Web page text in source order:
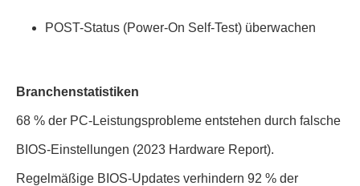
POST-Status (Power-On Self-Test) überwachen
Branchenstatistiken
68 % der PC-Leistungsprobleme entstehen durch falsche
BIOS-Einstellungen (2023 Hardware Report).
Regelmäßige BIOS-Updates verhindern 92 % der